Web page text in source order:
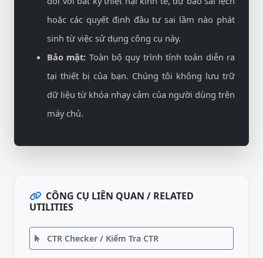
hoặc các quyết định đầu tư sai lầm nào phát
sinh từ việc sử dụng công cụ này.
Bảo mật: Toàn bộ quy trình tính toán diễn ra
tại thiết bị của bạn. Chúng tôi không lưu trữ
dữ liệu từ khóa nhạy cảm của người dùng trên
máy chủ.
CÔNG CỤ LIÊN QUAN / RELATED
UTILITIES
CTR Checker / Kiểm Tra CTR